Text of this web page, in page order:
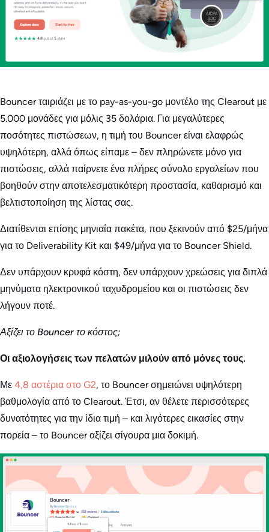
Bouncer ταιριάζει με το pay-as-you-go μοντέλο της Clearout με
5.000 μονάδες για μόλις 35 δολάρια. Για μεγαλύτερες
ποσότητες πιστώσεων, η τιμή του Bouncer είναι ελαφρώς
υψηλότερη, αλλά όπως είπαμε – δεν πληρώνετε μόνο για
πιστώσεις, αλλά παίρνετε ένα πλήρες σύνολο εργαλείων που
βοηθούν στην αποτελεσματικότερη προστασία, καθαρισμό και
βελτιστοποίηση της λίστας σας.
Διατίθενται επίσης μηνιαία πακέτα, που ξεκινούν από $25/μήνα
για το Deliverability Kit και $49/μήνα για το Bouncer Shield.
Δεν υπάρχουν κρυφά κόστη, δεν υπάρχουν χρεώσεις για διπλά
μηνύματα ηλεκτρονικού ταχυδρομείου και οι πιστώσεις δεν
λήγουν ποτέ.
Αξίζει το Bouncer το κόστος;
Οι αξιολογήσεις των πελατών μιλούν από μόνες τους.
Με 4,8 αστέρια στο G2, το Bouncer σημειώνει υψηλότερη
βαθμολογία από το Clearout. Έτσι, αν θέλετε περισσότερες
δυνατότητες για την ίδια τιμή – και λιγότερες εικασίες στην
πορεία – το Bouncer αξίζει σίγουρα μια δοκιμή.